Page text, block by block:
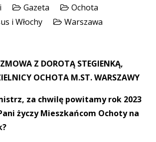
Gazeta
Ochota
i Włochy
Warszawa
Z DOROTĄ STEGIENKĄ,
OCHOTA M.ST. WARSZAWY
za chwilę powitamy rok 2023
życzy Mieszkańcom Ochoty na